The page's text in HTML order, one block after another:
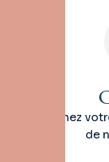
Obtenez
de